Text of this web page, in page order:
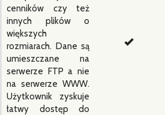
cenników czy też
innych plików o
większych
rozmiarach. Dane są
umieszczane na
serwerze FTP a nie
na serwerze WWW.
Użytkownik zyskuje
łatwy dostęp do